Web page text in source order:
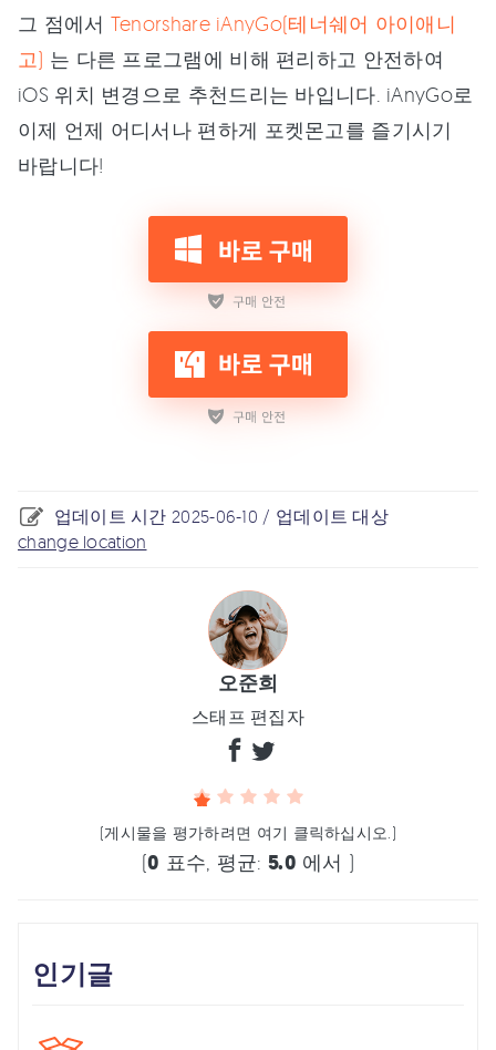
그 점에서 Tenorshare iAnyGo(테너쉐어 아이애니
고) 는 다른 프로그램에 비해 편리하고 안전하여
iOS 위치 변경으로 추천드리는 바입니다. iAnyGo로
이제 언제 어디서나 편하게 포켓몬고를 즐기시기
바랍니다!
업데이트 시간 2025-06-10 / 업데이트 대상
change location
오준희
스태프 편집자
(게시물을 평가하려면 여기 클릭하십시오.)
(0 표수, 평균: 5.0 에서 )
인기글